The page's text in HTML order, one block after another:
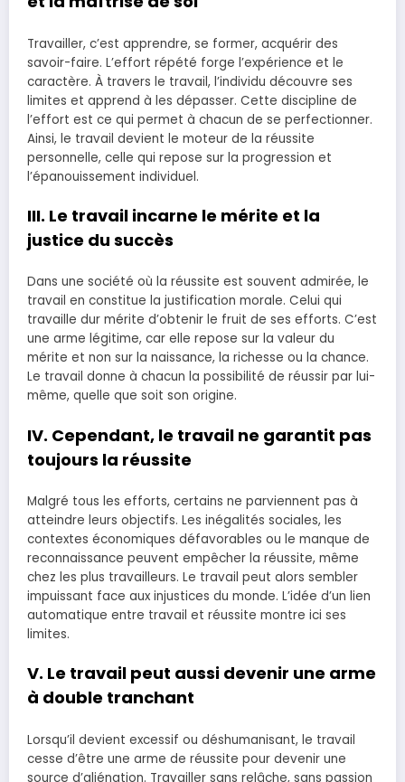
Travailler, c’est apprendre, se former, acquérir des
savoir-faire. L’effort répété forge l’expérience et le
caractère. À travers le travail, l’individu découvre ses
limites et apprend à les dépasser. Cette discipline de
l’effort est ce qui permet à chacun de se perfectionner.
Ainsi, le travail devient le moteur de la réussite
personnelle, celle qui repose sur la progression et
l’épanouissement individuel.
III. Le travail incarne le mérite et la
justice du succès
Dans une société où la réussite est souvent admirée, le
travail en constitue la justification morale. Celui qui
travaille dur mérite d’obtenir le fruit de ses efforts. C’est
une arme légitime, car elle repose sur la valeur du
mérite et non sur la naissance, la richesse ou la chance.
Le travail donne à chacun la possibilité de réussir par lui-
même, quelle que soit son origine.
IV. Cependant, le travail ne garantit pas
toujours la réussite
Malgré tous les efforts, certains ne parviennent pas à
atteindre leurs objectifs. Les inégalités sociales, les
contextes économiques défavorables ou le manque de
reconnaissance peuvent empêcher la réussite, même
chez les plus travailleurs. Le travail peut alors sembler
impuissant face aux injustices du monde. L’idée d’un lien
automatique entre travail et réussite montre ici ses
limites.
V. Le travail peut aussi devenir une arme
à double tranchant
Lorsqu’il devient excessif ou déshumanisant, le travail
cesse d’être une arme de réussite pour devenir une
source d’aliénation. Travailler sans relâche, sans passion